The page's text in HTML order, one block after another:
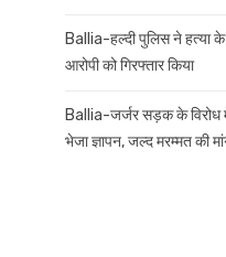
Ballia-हल्दी पुलिस ने हत्या
आरोपी को गिरफ्तार किया
Ballia-जर्जर सड़क के विरोध में
भेजा ज्ञापन, जल्द मरम्मत की